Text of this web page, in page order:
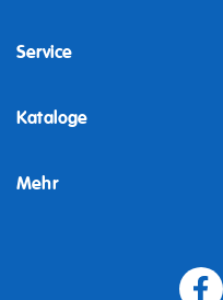
Service
Kataloge
Mehr